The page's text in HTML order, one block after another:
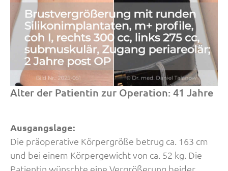
Alter der Patientin zur Operation: 41 Jahre
Ausgangslage:
Die präoperative Körpergröße betrug ca. 163 cm
und bei einem Körpergewicht von ca. 52 kg. Die